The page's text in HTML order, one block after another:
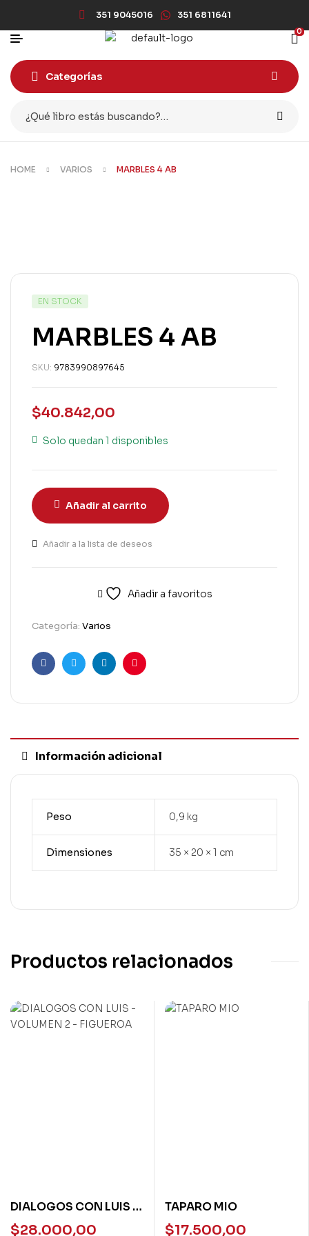
351 9045016 351 6811641
0
Categorías
HOME VARIOS MARBLES 4 AB
EN STOCK
MARBLES 4 AB
SKU: 9783990897645
$40.842,00
Solo quedan 1 disponibles
Añadir al carrito
Añadir a la lista de deseos
Añadir a favoritos
Categoría: Varios
FacebookTwitterLinkedinPinterest
Información adicional
Peso 0,9 kg
Dimensiones 35 × 20 × 1 cm
Productos relacionados
DIALOGOS CON LUIS –
VOLUMEN 2 –
$28.000,00
TAPARO MIO
$17.500,00